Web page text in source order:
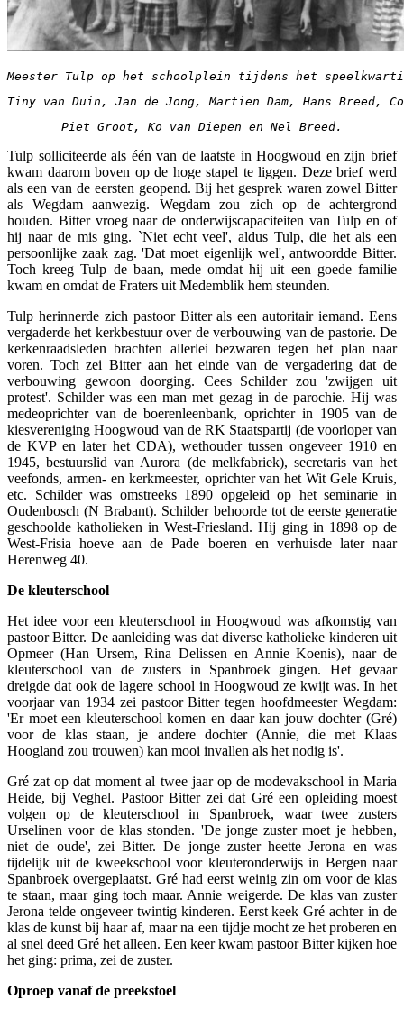
Meester Tulp op het schoolplein tijdens het
Tiny van Duin, Jan de Jong, Martien Dam, Hans
Piet Groot, Ko van Diepen en Nel Breed.
Tulp solliciteerde als één van de laatste in Hoogwoud en zijn brief
kwam daarom boven op de hoge stapel te liggen. Deze brief werd
als een van de eersten geopend. Bij het gesprek waren zowel Bitter
als Wegdam aanwezig. Wegdam zou zich op de achtergrond
houden. Bitter vroeg naar de onderwijscapaciteiten van Tulp en of
hij naar de mis ging. `Niet echt veel', aldus Tulp, die het als een
persoonlijke zaak zag. 'Dat moet eigenlijk wel', antwoordde Bitter.
Toch kreeg Tulp de baan, mede omdat hij uit een goede familie
kwam en omdat de Fraters uit Medemblik hem steunden.
Tulp herinnerde zich pastoor Bitter als een autoritair iemand. Eens
vergaderde het kerkbestuur over de verbouwing van de pastorie. De
kerkenraadsleden brachten allerlei bezwaren tegen het plan naar
voren. Toch zei Bitter aan het einde van de vergadering dat de
verbouwing gewoon doorging. Cees Schilder zou 'zwijgen uit
protest'. Schilder was een man met gezag in de parochie. Hij was
medeoprichter van de boerenleenbank, oprichter in 1905 van de
kiesvereniging Hoogwoud van de RK Staatspartij (de voorloper van
de KVP en later het CDA), wethouder tussen ongeveer 1910 en
1945, bestuurslid van Aurora (de melkfabriek), secretaris van het
veefonds, armen- en kerkmeester, oprichter van het Wit Gele Kruis,
etc. Schilder was omstreeks 1890 opgeleid op het seminarie in
Oudenbosch (N Brabant). Schilder behoorde tot de eerste generatie
geschoolde katholieken in West-Friesland. Hij ging in 1898 op de
West-Frisia hoeve aan de Pade boeren en verhuisde later naar
Herenweg 40.
De kleuterschool
Het idee voor een kleuterschool in Hoogwoud was afkomstig van
pastoor Bitter. De aanleiding was dat diverse katholieke kinderen uit
Opmeer (Han Ursem, Rina Delissen en Annie Koenis), naar de
kleuterschool van de zusters in Spanbroek gingen. Het gevaar
dreigde dat ook de lagere school in Hoogwoud ze kwijt was. In het
voorjaar van 1934 zei pastoor Bitter tegen hoofdmeester Wegdam:
'Er moet een kleuterschool komen en daar kan jouw dochter (Gré)
voor de klas staan, je andere dochter (Annie, die met Klaas
Hoogland zou trouwen) kan mooi invallen als het nodig is'.
Gré zat op dat moment al twee jaar op de modevakschool in Maria
Heide, bij Veghel. Pastoor Bitter zei dat Gré een opleiding moest
volgen op de kleuterschool in Spanbroek, waar twee zusters
Urselinen voor de klas stonden. 'De jonge zuster moet je hebben,
niet de oude', zei Bitter. De jonge zuster heette Jerona en was
tijdelijk uit de kweekschool voor kleuteronderwijs in Bergen naar
Spanbroek overgeplaatst. Gré had eerst weinig zin om voor de klas
te staan, maar ging toch maar. Annie weigerde. De klas van zuster
Jerona telde ongeveer twintig kinderen. Eerst keek Gré achter in de
klas de kunst bij haar af, maar na een tijdje mocht ze het proberen en
al snel deed Gré het alleen. Een keer kwam pastoor Bitter kijken hoe
het ging: prima, zei de zuster.
Oproep vanaf de preekstoel